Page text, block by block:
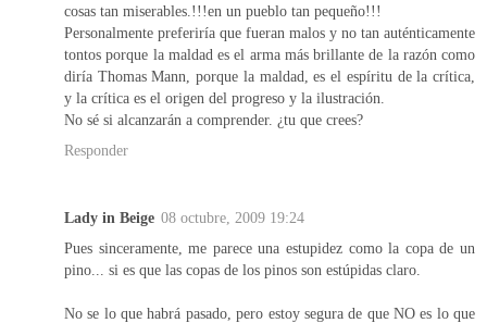
cosas tan miserables.!!!en un pueblo tan pequeño!!!
Personalmente preferiría que fueran malos y no tan auténticamente
tontos porque la maldad es el arma más brillante de la razón como
diría Thomas Mann, porque la maldad, es el espíritu de la crítica,
y la crítica es el origen del progreso y la ilustración.
No sé si alcanzarán a comprender. ¿tu que crees?
Responder
Lady in Beige 08 octubre, 2009 19:24
Pues sinceramente, me parece una estupidez como la copa de un
pino... si es que las copas de los pinos son estúpidas claro.
No se lo que habrá pasado, pero estoy segura de que NO es lo que